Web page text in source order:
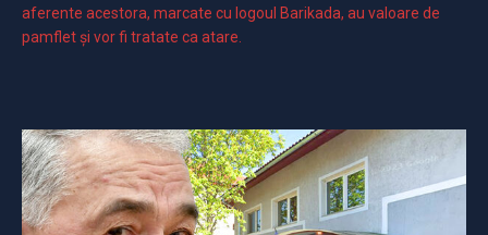
aferente acestora, marcate cu logoul Barikada, au valoare de
pamflet și vor fi tratate ca atare.